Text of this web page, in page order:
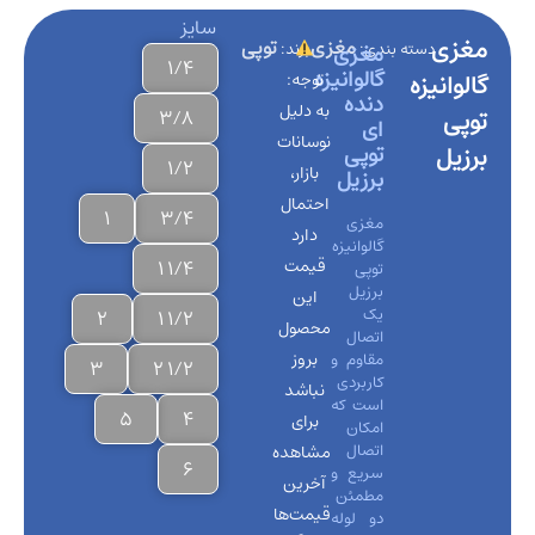
مغزی
گالوانیزه
توپی
برزیل
دسته بندی:مغزیبرند:توپی مغزی
گالوانیزه
دنده
ای
توپی
برزیل
مغزی
گالوانیزه
توپی
برزیل
یک
اتصال
مقاوم و
کاربردی
است که
امکان
اتصال
سریع و
مطمئن
دو لوله
توجه:
به دلیل
نوسانات
بازار،
احتمال
دارد
قیمت
این
محصول
بروز
نباشد
برای
مشاهده
آخرین
قیمت‌ها
سایز
1/4
3/8
1/2
3/4
1
1/4 1
1/2 1
2
1/2 2
3
4
5
6